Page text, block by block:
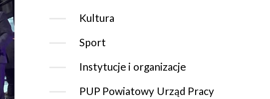
Kultura
Sport
Instytucje i organizacje
PUP Powiatowy Urząd Pracy